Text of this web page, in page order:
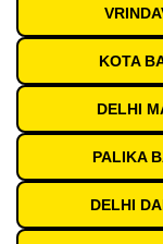
KOTA
DELHI
PALIKA
DELHI